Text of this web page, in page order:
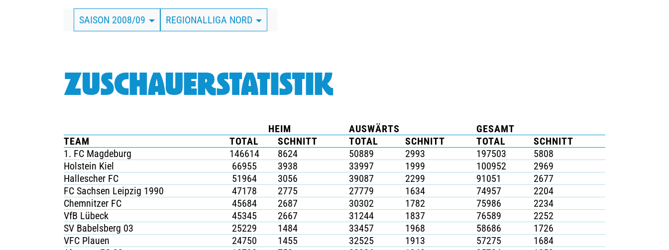
SÜDKURVE
TICKETING
SAISON 2008/09 REGIONALLIGA NORD
ZUSCHAUERSTATISTIK
HEIM AUSWÄRTS
GESAMT
TEAM
TOTAL SCHNITT TOTAL SCHNITT TOTAL
SCHNITT
1. FC Magdeburg
146614 8624 50889 2993 197503
5808
Holstein Kiel
66955 3938 33997 1999 100952
2969
Hallescher FC
51964 3056 39087 2299 91051
2677
FC Sachsen Leipzig 1990
47178 2775 27779 1634 74957
2204
Chemnitzer FC
45684 2687 30302 1782 75986
2234
VfB Lübeck
45345 2667 31244 1837 76589
2252
SV Babelsberg 03
25229 1484 33457 1968 58686
1726
VFC Plauen
24750 1455 32525 1913 57275
1684